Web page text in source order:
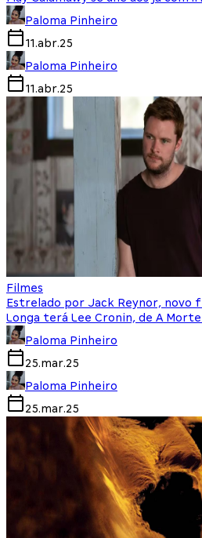
Paloma Pinheiro
11.abr.25
Paloma Pinheiro
11.abr.25
Filmes
Estrelado por Jack Reynor, novo
Longa terá Lee Cronin, de A Morte
Paloma Pinheiro
25.mar.25
Paloma Pinheiro
25.mar.25